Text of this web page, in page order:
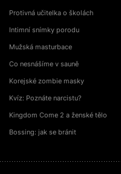
Protivná učitelka o školách
Intimní snímky porodu
Mužská masturbace
Co nesnášíme v sauně
Korejské zombie masky
Kvíz: Poznáte narcistu?
Kingdom Come 2 a ženské tělo
Bossing: jak se bránit